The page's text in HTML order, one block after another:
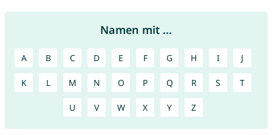
Namen mit ...
A B C D E F G H I J
K L M N O P Q R S T
U V W X Y Z